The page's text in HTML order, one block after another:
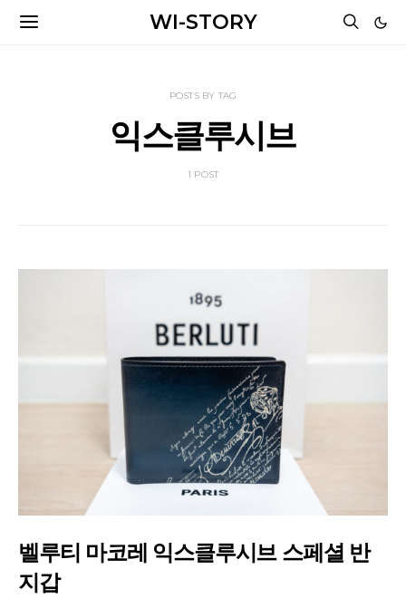
WI-STORY
POSTS BY TAG
익스클루시브
1 POST
벨루티 마코레 익스클루시브 스페셜 반
지갑